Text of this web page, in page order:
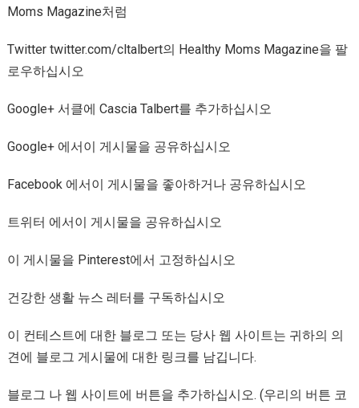
Moms Magazine처럼
Twitter twitter.com/cltalbert의 Healthy Moms Magazine을 팔
로우하십시오
Google+ 서클에 Cascia Talbert를 추가하십시오
Google+ 에서이 게시물을 공유하십시오
Facebook 에서이 게시물을 좋아하거나 공유하십시오
트위터 에서이 게시물을 공유하십시오
이 게시물을 Pinterest에서 고정하십시오
건강한 생활 뉴스 레터를 구독하십시오
이 컨테스트에 대한 블로그 또는 당사 웹 사이트는 귀하의 의
견에 블로그 게시물에 대한 링크를 남깁니다.
블로그 나 웹 사이트에 버튼을 추가하십시오. (우리의 버튼 코